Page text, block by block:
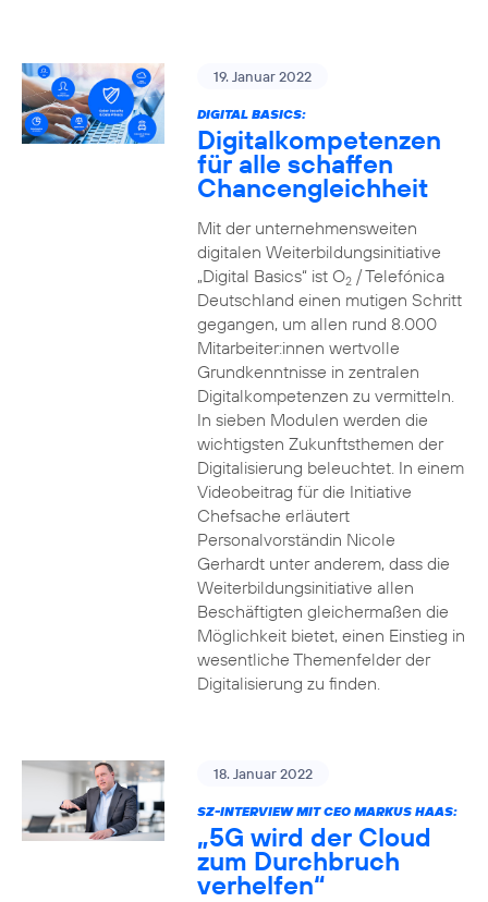
19. Januar 2022
DIGITAL BASICS:
Digitalkompetenzen
für alle schaffen
Chancengleichheit
Mit der unternehmensweiten
digitalen Weiterbildungsinitiative
„Digital Basics“ ist O2/ Telefónica
Deutschland einen mutigen Schritt
gegangen, um allen rund 8.000
Mitarbeiter:innen wertvolle
Grundkenntnisse in zentralen
Digitalkompetenzen zu vermitteln.
In sieben Modulen werden die
wichtigsten Zukunftsthemen der
Digitalisierung beleuchtet. In einem
Videobeitrag für die Initiative
Chefsache erläutert
Personalvorständin Nicole
Gerhardt unter anderem, dass die
Weiterbildungsinitiative allen
Beschäftigten gleichermaßen die
Möglichkeit bietet, einen Einstieg in
wesentliche Themenfelder der
Digitalisierung zu finden.
18. Januar 2022
SZ-INTERVIEW MIT CEO MARKUS HAAS:
„5G wird der Cloud
zum Durchbruch
verhelfen“